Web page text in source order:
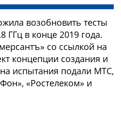
возобновить тесты
ГГц в конце 2019 года.
со ссылкой на
концепции создания и
испытания подали МТС,
«Ростелеком» и